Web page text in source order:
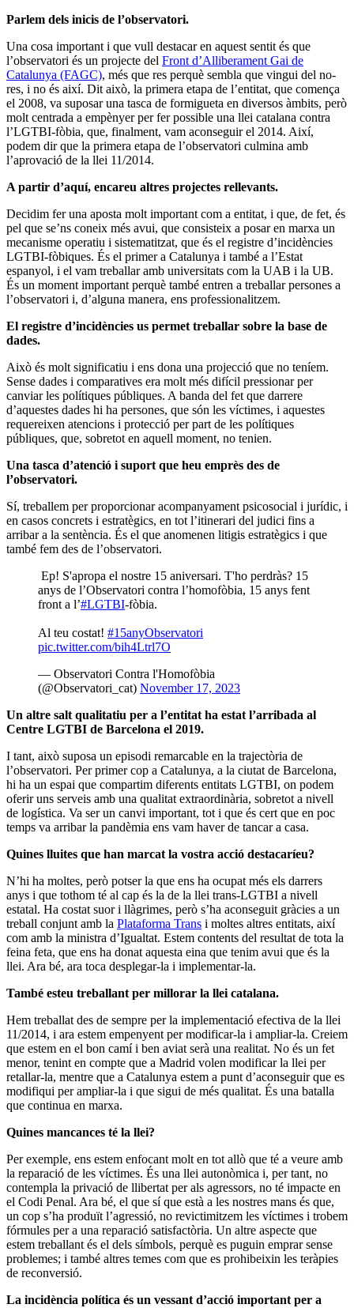
Parlem dels inicis de l’observatori.
Una cosa important i que vull destacar en aquest sentit és que
l’observatori és un projecte del Front d’Alliberament Gai de
Catalunya (FAGC), més que res perquè sembla que vingui del no-
res, i no és així. Dit això, la primera etapa de l’entitat, que comença
el 2008, va suposar una tasca de formigueta en diversos àmbits, però
molt centrada a empènyer per fer possible una llei catalana contra
l’LGTBI-fòbia, que, finalment, vam aconseguir el 2014. Així,
podem dir que la primera etapa de l’observatori culmina amb
l’aprovació de la llei 11/2014.
A partir d’aquí, encareu altres projectes rellevants.
Decidim fer una aposta molt important com a entitat, i que, de fet, és
pel que se’ns coneix més avui, que consisteix a posar en marxa un
mecanisme operatiu i sistematitzat, que és el registre d’incidències
LGTBI-fòbiques. És el primer a Catalunya i també a l’Estat
espanyol, i el vam treballar amb universitats com la UAB i la UB.
És un moment important perquè també entren a treballar persones a
l’observatori i, d’alguna manera, ens professionalitzem.
El registre d’incidències us permet treballar sobre la base de
dades.
Això és molt significatiu i ens dona una projecció que no teníem.
Sense dades i comparatives era molt més difícil pressionar per
canviar les polítiques públiques. A banda del fet que darrere
d’aquestes dades hi ha persones, que són les víctimes, i aquestes
requereixen atencions i protecció per part de les polítiques
públiques, que, sobretot en aquell moment, no tenien.
Una tasca d’atenció i suport que heu emprès des de
l’observatori.
Sí, treballem per proporcionar acompanyament psicosocial i jurídic, i
en casos concrets i estratègics, en tot l’itinerari del judici fins a
arribar a la sentència. És el que anomenen litigis estratègics i que
també fem des de l’observatori.
Ep! S'apropa el nostre 15 aniversari. T'ho perdràs? 15
anys de l’Observatori contra l’homofòbia, 15 anys fent
front a l’#LGTBI-fòbia.
Al teu costat! #15anyObservatori
pic.twitter.com/bih4Ltrl7O
— Observatori Contra l'Homofòbia
(@Observatori_cat) November 17, 2023
Un altre salt qualitatiu per a l’entitat ha estat l’arribada al
Centre LGTBI de Barcelona el 2019.
I tant, això suposa un episodi remarcable en la trajectòria de
l’observatori. Per primer cop a Catalunya, a la ciutat de Barcelona,
hi ha un espai que compartim diferents entitats LGTBI, on podem
oferir uns serveis amb una qualitat extraordinària, sobretot a nivell
de logística. Va ser un canvi important, tot i que és cert que en poc
temps va arribar la pandèmia ens vam haver de tancar a casa.
Quines lluites que han marcat la vostra acció destacaríeu?
N’hi ha moltes, però potser la que ens ha ocupat més els darrers
anys i que tothom té al cap és la de la llei trans-LGTBI a nivell
estatal. Ha costat suor i llàgrimes, però s’ha aconseguit gràcies a un
treball conjunt amb la Plataforma Trans i moltes altres entitats, així
com amb la ministra d’Igualtat. Estem contents del resultat de tota la
feina feta, que ens ha donat aquesta eina que tenim avui que és la
llei. Ara bé, ara toca desplegar-la i implementar-la.
També esteu treballant per millorar la llei catalana.
Hem treballat des de sempre per la implementació efectiva de la llei
11/2014, i ara estem empenyent per modificar-la i ampliar-la. Creiem
que estem en el bon camí i ben aviat serà una realitat. No és un fet
menor, tenint en compte que a Madrid volen modificar la llei per
retallar-la, mentre que a Catalunya estem a punt d’aconseguir que es
modifiqui per ampliar-la i que sigui de més qualitat. És una batalla
que continua en marxa.
Quines mancances té la llei?
Per exemple, ens estem enfocant molt en tot allò que té a veure amb
la reparació de les víctimes. És una llei autonòmica i, per tant, no
contempla la privació de llibertat per als agressors, no té impacte en
el Codi Penal. Ara bé, el que sí que està a les nostres mans és que,
un cop s’ha produït l’agressió, no revictimitzem les víctimes i trobem
fórmules per a una reparació satisfactòria. Un altre aspecte que
estem treballant és el dels símbols, perquè es puguin emprar sense
problemes; i també altres temes com que es prohibeixin les teràpies
de reconversió.
La incidència política és un vessant d’acció important per a